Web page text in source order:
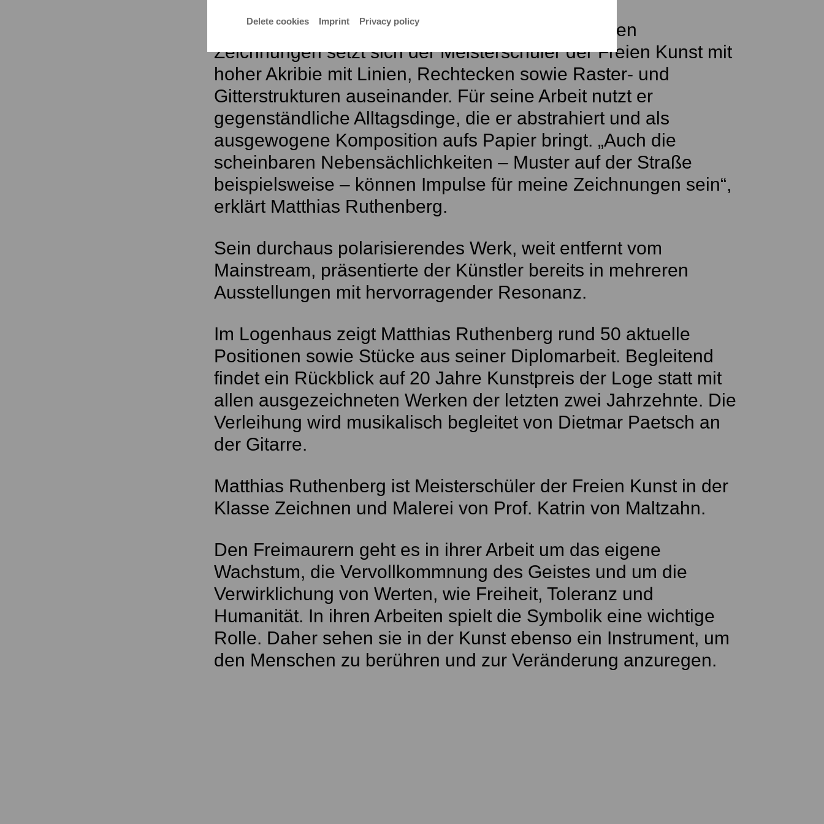
Delete cookies Imprint Privacy policy
Preisträger 2015 ist Matthias Ruthenberg. In seinen
Zeichnungen setzt sich der Meisterschüler der Freien Kunst mit
hoher Akribie mit Linien, Rechtecken sowie Raster- und
Gitterstrukturen auseinander. Für seine Arbeit nutzt er
gegenständliche Alltagsdinge, die er abstrahiert und als
ausgewogene Komposition aufs Papier bringt. „Auch die
scheinbaren Nebensächlichkeiten – Muster auf der Straße
beispielsweise – können Impulse für meine Zeichnungen sein“,
erklärt Matthias Ruthenberg.
Sein durchaus polarisierendes Werk, weit entfernt vom
Mainstream, präsentierte der Künstler bereits in mehreren
Ausstellungen mit hervorragender Resonanz.
Im Logenhaus zeigt Matthias Ruthenberg rund 50 aktuelle
Positionen sowie Stücke aus seiner Diplomarbeit. Begleitend
findet ein Rückblick auf 20 Jahre Kunstpreis der Loge statt mit
allen ausgezeichneten Werken der letzten zwei Jahrzehnte. Die
Verleihung wird musikalisch begleitet von Dietmar Paetsch an
der Gitarre.
Matthias Ruthenberg ist Meisterschüler der Freien Kunst in der
Klasse Zeichnen und Malerei von Prof. Katrin von Maltzahn.
Den Freimaurern geht es in ihrer Arbeit um das eigene
Wachstum, die Vervollkommnung des Geistes und um die
Verwirklichung von Werten, wie Freiheit, Toleranz und
Humanität. In ihren Arbeiten spielt die Symbolik eine wichtige
Rolle. Daher sehen sie in der Kunst ebenso ein Instrument, um
den Menschen zu berühren und zur Veränderung anzuregen.